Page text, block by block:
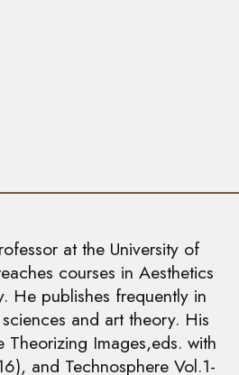
at the University of
courses in Aesthetics
He publishes frequently in
and art theory. His
Theorizing Images,eds. with
and Technosphere Vol.1-